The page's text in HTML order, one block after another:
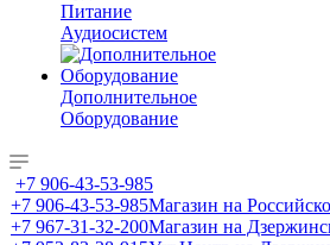
Питание
Аудиосистем
Дополнительное
Оборудование
+7 906-43-53-985
+7 906-43-53-985Магазин на
+7 967-31-32-200Магазин на